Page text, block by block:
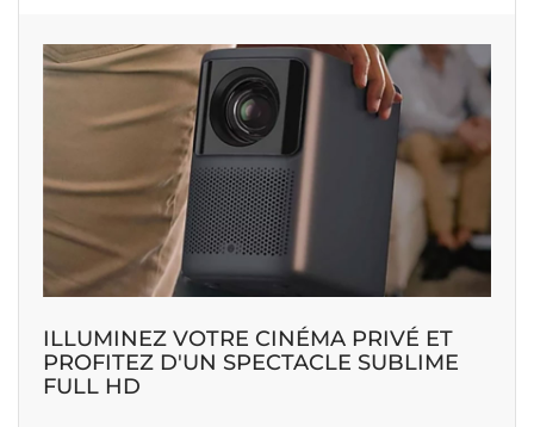
ILLUMINEZ VOTRE CINÉMA PRIVÉ ET
PROFITEZ D'UN SPECTACLE SUBLIME
FULL HD